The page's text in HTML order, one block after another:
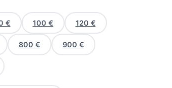
€ 100 € 120 €
800 € 900 €